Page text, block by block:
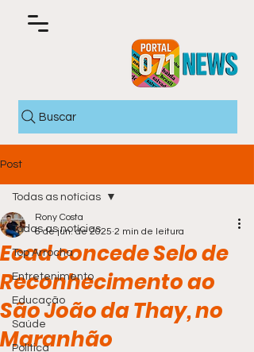
Buscar
Post
Todas as notícias
Top Arrocha
Entretenimento
Educação
Saúde
Política
Todas as notícias
Ecad concede Selo de
Reconhecimento ao
São João da Thay, no
Maranhão
Rony Costa
6 de jun. de 2025 2 min de leitura